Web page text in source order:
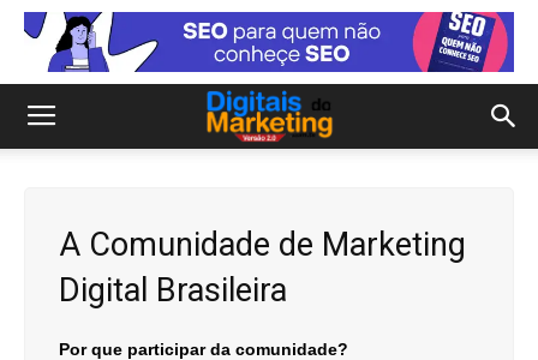
A Comunidade de Marketing
Digital Brasileira
Por que participar da comunidade?